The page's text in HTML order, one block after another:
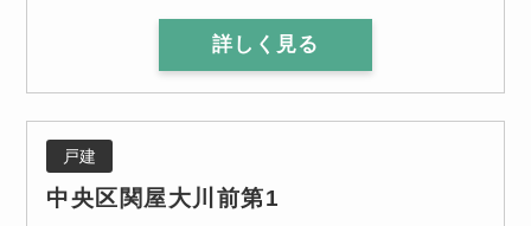
詳しく見る
戸建
中央区関屋大川前第1